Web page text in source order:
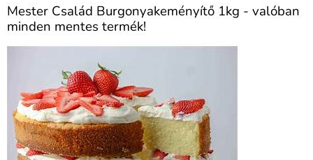
Mester Család Burgonyakeményítő 1kg - valóban
minden mentes termék!